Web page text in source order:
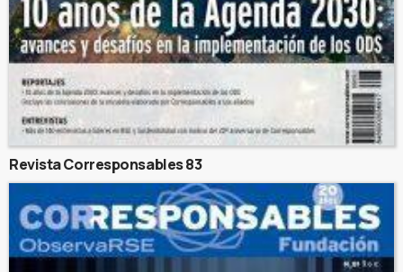
Revista Corresponsables 83